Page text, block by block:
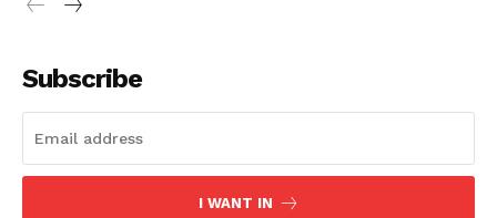
Subscribe
I WANT IN